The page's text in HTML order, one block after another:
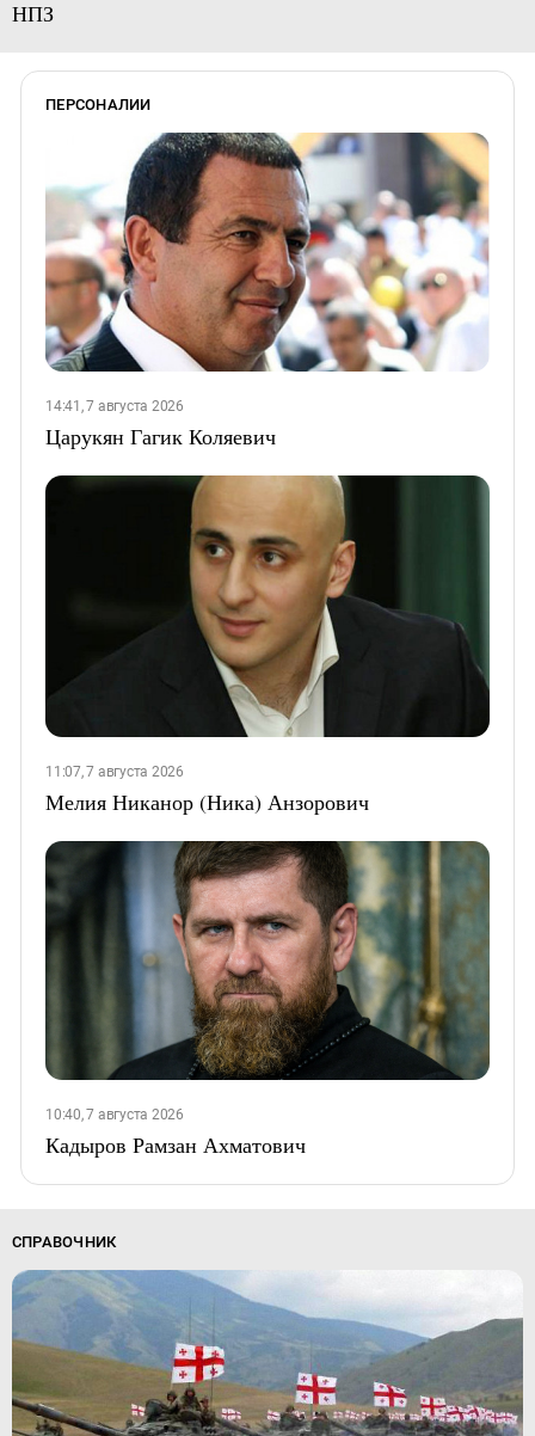
НПЗ
ПЕРСОНАЛИИ
14:41, 7 августа 2026
Царукян Гагик Коляевич
11:07, 7 августа 2026
Мелия Никанор (Ника) Анзорович
10:40, 7 августа 2026
Кадыров Рамзан Ахматович
СПРАВОЧНИК